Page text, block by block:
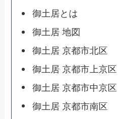
御土居とは
御土居 地図
御土居 京都市北区
御土居 京都市上京区
御土居 京都市中京区
御土居 京都市南区